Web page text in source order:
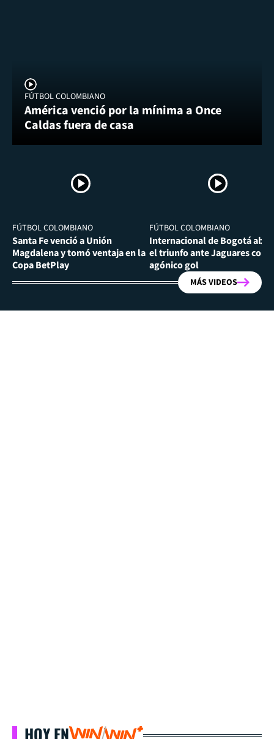
FÚTBOL COLOMBIANO
América venció por la mínima a Once
Caldas fuera de casa
FÚTBOL COLOMBIANO
Santa Fe venció a Unión
Magdalena y tomó ventaja en la
Copa BetPlay
FÚTBOL COLOMBIANO
Internacional de Bogotá
el triunfo ante Jaguares con
agónico gol
MÁS VIDEOS
HOY EN